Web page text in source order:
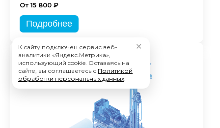
От 15 800 ₽
Подробнее
К сайту подключен сервис веб-
аналитики «Яндекс.Метрика»,
использующий cookie. Оставаясь на
сайте, вы соглашаетесь с Политикой
обработки персональных данных.
✕